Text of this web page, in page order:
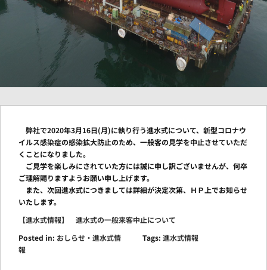
弊社で2020年3月16日(月)に執り行う進水式について、新型コロナウ
イルス感染症の感染拡大防止のため、一般客の見学を中止させていただ
くことになりました。
ご見学を楽しみにされていた方には誠に申し訳ございませんが、何卒
ご理解賜りますようお願い申し上げます。
また、次回進水式につきましては詳細が決定次第、ＨＰ上でお知らせ
いたします。
【進水式情報】 進水式の一般来客中止について
Posted in: おしらせ・進水式情
報
Tags: 進水式情報